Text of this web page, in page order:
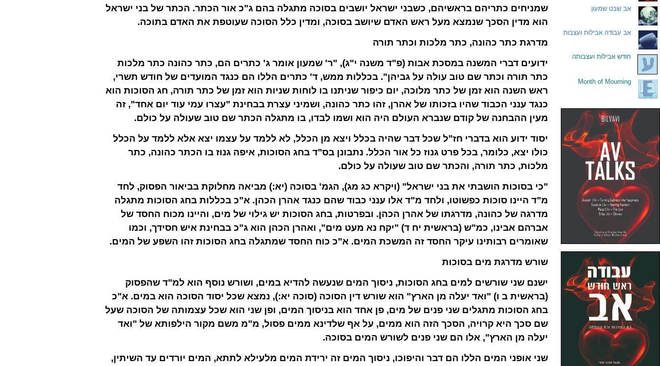
שמניחים כתריהם בראשיהם, כשבני ישראל יושבים בסוכה מתגלה בהם ג"כ אור הכתר. הכתר של בני ישראל
הוא מדין הסכך שנמצא מעל ראש האדם שיושב בסוכה, ומדין כלל הסוכה שעוטפת את האדם בתוכה.
מדרגת כתר כהונה, כתר מלכות וכתר תורה
ידועים דברי המשנה במסכת אבות (פ"ד משנה י"ג), "ר' שמעון אומר ג' כתרים הם, כתר כהונה כתר מלכות
כתר תורה וכתר שם טוב עולה על גביהן". בכללות ממש, ד' כתרים הללו הם כנגד המועדים של חודש תשרי,
ראש השנה הוא זמן של כתר מלוכה, יום כיפור שניתנו בו לוחות שניות הוא זמן של כתר תורה, חג הסוכות הוא
כנגד ענני הכבוד שהיו בזכותו של אהרן, זהו כתר כהונה, ושמיני עצרת בבחינת "עצרו עמי עוד יום אחד", זה
מעין ההבחנה של קודם שנברא העולם היה הוא ושמו לבדו, בו מתגלה הכתר שם טוב שעולה על כולם.
יסוד ידוע הוא בדברי חז"ל שכל דבר שהיה בכלל ויצא מן הכלל, לא ללמד על עצמו יצא אלא ללמד על הכלל
כולו יצא, כלומר, בכל פרט גנוז כל אור הכלל. נתבונן בס"ד בחג הסוכות, איפה גנוז בו הכתר כהונה, כתר
מלכות, כתר תורה, והכתר שם טוב שעולה על כולם.
"כי בסוכות הושבתי את בני ישראל" (ויקרא כג מג), הגמ' בסוכה (יא:) מביאה מחלוקת בביאור הפסוק, לחד
מ"ד היינו סוכות כפשוטו, ולחד מ"ד אלו ענני כבוד שהם כנגד אהרן הכהן. א"כ בכללות בחג הסוכות מתגלה
מדרגה של כהונה, מדרגתו של אהרן הכהן. ובפרטות, בחג הסוכות יש גילוי של מים, והיינו מכוח החסד של
אברהם אבינו, כמ"ש (בראשית יח ד) "יקח נא מעט מים", ואהרן הכהן הוא ג"כ בבחינת איש חסידך, וכמו
שאומרים רבותינו עיקר החסד זה המשכת המים. א"כ כוח החסד שמתגלה בחג הסוכות זהו השפע של המים.
שורש מדרגת מים בסוכות
ישנם שני שורשים למים בחג הסוכות, ניסוך המים שנעשה להדיא במים, ושורש נוסף הוא למ"ד שהפסוק
(בראשית ב ו) "ואד יעלה מן הארץ" הוא שורש דין הסוכה (סוכה יא:), נמצא שכל יסוד הסוכה הוא במים. א"כ
בחג הסוכות מתגלים שני פנים של מים, פן אחד הוא בניסוך המים, ופן שני הוא שכל עצמותה של הסוכה שעל
שם סכך היא קרויה, הסכך הזה הוא ממים, על אף שלדינא ממים פסול, מ"מ משם מקור הילפותא של "ואד
יעלה מן הארץ", אלו הם שני פנים לשורש המים בסוכה.
שני אופני המים הללו הם דבר והיפוכו, ניסוך המים זה ירידת המים מלעילא לתתא, המים יורדים עד השיתין,
אב שבט שמעון
אב עבודה אבילות ועצבות
חודש אבילות ועצבותה
Month of Mourning